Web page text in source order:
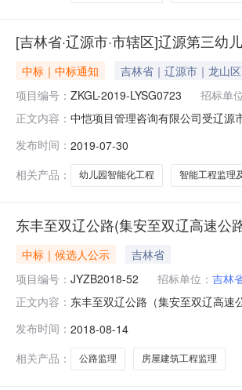
[吉林省·辽源市·市辖区]辽源第三
中标｜中标通知
吉林省｜辽源市｜龙山区
项目编号： ZKGL-2019-LYSG0723 招标单
正文内容： 中恺项目管理咨询有限公司受辽源
LYSG0723开标日期：2019年07
有限责任公司投标报价：5
发布时间： 2019-07-30
相关产品：
幼儿园智能化工程 智能工程监理
东丰至双辽公路(集安至双辽高速公
中标｜候选人公示
吉林省
项目编号： JYZB2018-52 招标单位： 吉林
正文内容： 东丰至双辽公路（集安至双辽高
段房屋建筑工程）监理DSJ14标段
米投标最
发布时间： 2018-08-14
相关产品：
公路监理 房屋建筑工程监理